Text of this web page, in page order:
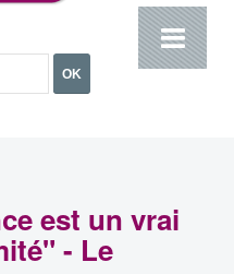
OK
est un vrai
- Le